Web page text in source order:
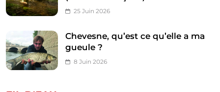
25 Juin 2026
Chevesne, qu’est ce qu’elle a ma
gueule ?
8 Juin 2026